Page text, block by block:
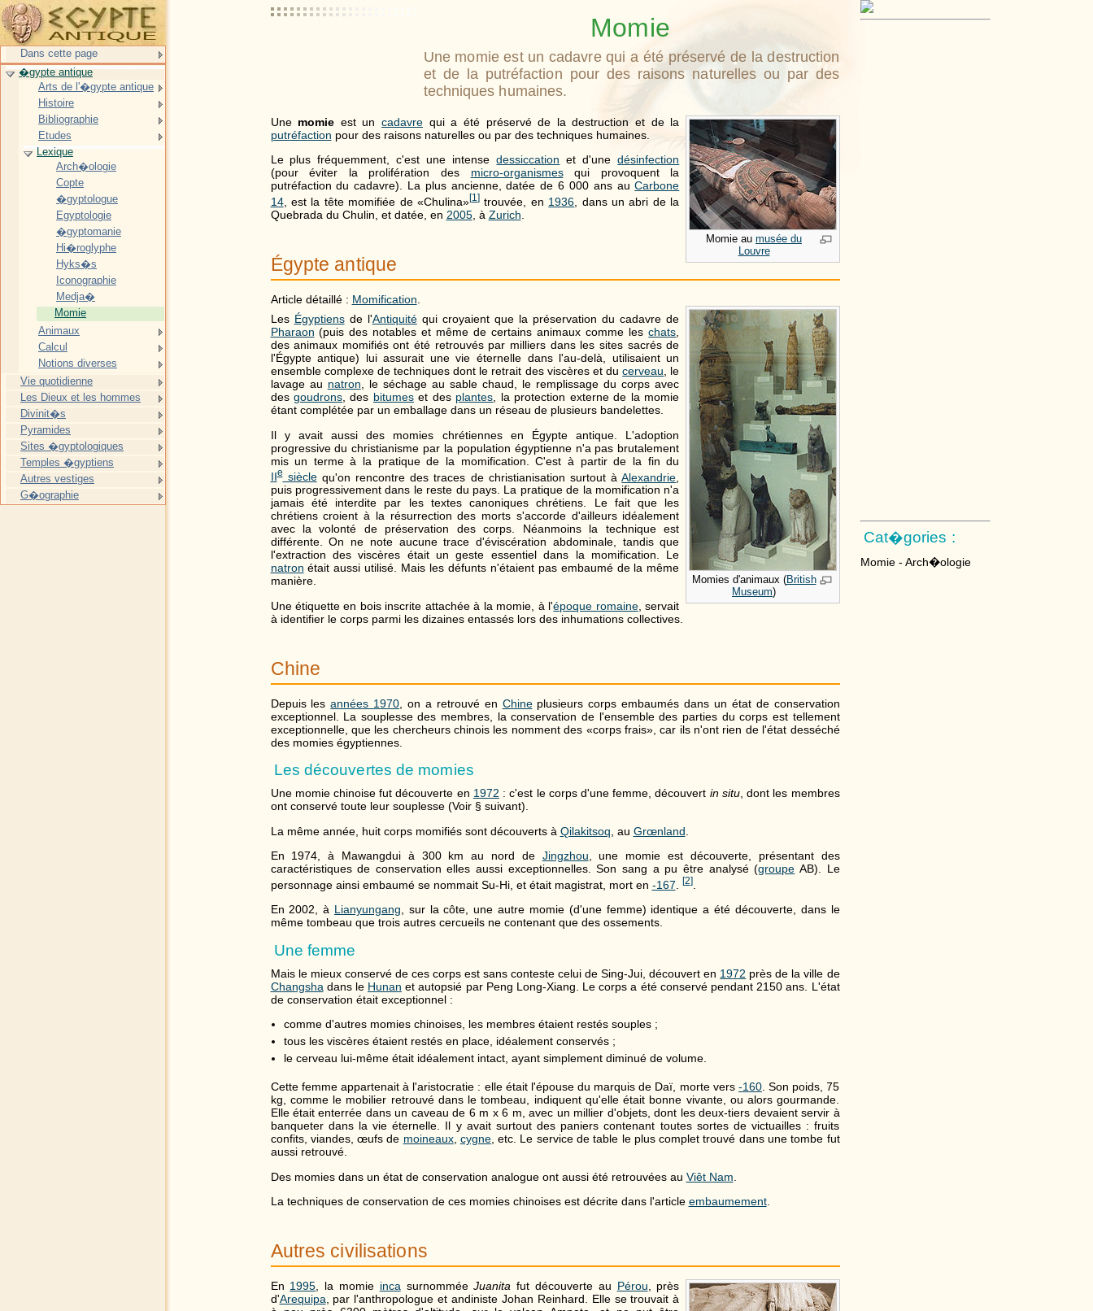
Momie
Une momie est un cadavre qui a été préservé de la destruction
et de la putréfaction pour des raisons naturelles ou par des
techniques humaines.
Cat�gories :
Momie - Arch�ologie
Momie au musée du
Louvre
Une momie est uncadavre qui a été préservé de la destruction et de la
putréfaction pour des raisons naturelles ou par des techniques humaines.
Le plus fréquemment, c'est une intensedessiccation et d'unedésinfection
(pour éviter la prolifération des micro-organismesqui provoquent la
putréfaction du cadavre). La plus ancienne, datée de6 000 ansauCarbone
14, est la tête momifiée de «Chulina»[1] trouvée, en 1936 , dans un abri de la
Quebrada du Chulin, et datée, en 2005, à Zurich
Égypte antique
Article détaillé : Momification
Momies d'animaux (British
Museum)
Les Égyptiensde l'Antiquitéqui croyaient que la préservation du cadavre de
Pharaon (puis des notables et même de certains animaux comme leschats
des animaux momifiés ont été retrouvés par milliers dans les sites sacrés de
l'Égypte antique) lui assurait une vie éternelle dans l'au-delà, utilisaient un
ensemble complexe de techniques dont le retrait des viscères et ducerveau , le
lavage au natron , le séchage au sable chaud, le remplissage du corps avec
des goudrons, des bitumeset des plantes , la protection externe de la momie
étant complétée par un emballage dans un réseau de plusieurs bandelettes.
Il y avait aussi des momies chrétiennes en Égypte antique. L'adoption
progressive du christianisme par la population égyptienne n'a pas brutalement
mis un terme à la pratique de la momification. C'est à partir de la fin du
IIesièclequ'on rencontre des traces de christianisation surtout àAlexandrie
puis progressivement dans le reste du pays. La pratique de la momification n'a
jamais été interdite par les textes canoniques chrétiens. Le fait que les
chrétiens croient à la résurrection des morts s'accorde d'ailleurs idéalement
avec la volonté de préservation des corps. Néanmoins la technique est
différente. On ne note aucune trace d'éviscération abdominale, tandis que
l'extraction des viscères était un geste essentiel dans la momification. Le
natron était aussi utilisé. Mais les défunts n'étaient pas embaumé de la même
manière.
Une étiquette en bois inscrite attachée à la momie, à l'époque romaine, servait
à identifier le corps parmi les dizaines entassés lors des inhumations collectives.
Chine
Depuis lesannées 1970 , on a retrouvé en Chineplusieurs corps embaumés dans un état de conservation
exceptionnel. La souplesse des membres, la conservation de l'ensemble des parties du corps est tellement
exceptionnelle, que les chercheurs chinois les nomment des «corps frais», car ils n'ont rien de l'état desséché
des momies égyptiennes.
Les découvertes de momies
Une momie chinoise fut découverte en 1972 : c'est le corps d'une femme, découvert in situ, dont les membres
ont conservé toute leur souplesse (Voir § suivant).
La même année, huit corps momifiés sont découverts à Qilakitsoq , au Grœnland
En 1974, à Mawangdui à 300 km au nord de Jingzhou , une momie est découverte, présentant des
caractéristiques de conservation elles aussi exceptionnelles. Son sang a pu être analysé (groupe AB). Le
personnage ainsi embaumé se nommait Su-Hi, et était magistrat, mort en -167 [2].
En 2002, à Lianyungang , sur la côte, une autre momie (d'une femme) identique a été découverte, dans le
même tombeau que trois autres cercueils ne contenant que des ossements.
Une femme
Mais le mieux conservé de ces corps est sans conteste celui de Sing-Jui, découvert en 1972 près de la ville de
Changsha dans le Hunan et autopsié par Peng Long-Xiang. Le corps a été conservé pendant 2150 ans. L'état
de conservation était exceptionnel :
comme d'autres momies chinoises, les membres étaient restés souples ;
tous les viscères étaient restés en place, idéalement conservés ;
le cerveau lui-même était idéalement intact, ayant simplement diminué de volume.
Cette femme appartenait à l'aristocratie : elle était l'épouse du marquis de Daï, morte vers -160. Son poids, 75
kg, comme le mobilier retrouvé dans le tombeau, indiquent qu'elle était bonne vivante, ou alors gourmande.
Elle était enterrée dans un caveau de 6 m x 6 m, avec un millier d'objets, dont les deux-tiers devaient servir à
banqueter dans la vie éternelle. Il y avait surtout des paniers contenant toutes sortes de victuailles : fruits
confits, viandes, œufs de moineaux, cygne, etc. Le service de table le plus complet trouvé dans une tombe fut
aussi retrouvé.
Des momies dans un état de conservation analogue ont aussi été retrouvées au Viêt Nam
La techniques de conservation de ces momies chinoises est décrite dans l'article embaumement.
Autres civilisations
En 1995 , la momie inca surnomméeJuanita fut découverte au Pérou , près
d'Arequipa , par l'anthropologue et andiniste Johan Reinhard. Elle se trouvait à
Dans cette page
�gypte antique
Arts de l'�gypte antique
Histoire
Bibliographie
Etudes
Lexique
Arch�ologie
Copte
�gyptologue
Egyptologie
�gyptomanie
Hi�roglyphe
Hyks�s
Iconographie
Medja�
Momie
Animaux
Calcul
Notions diverses
Vie quotidienne
Les Dieux et les hommes
Divinit�s
Pyramides
Sites �gyptologiques
Temples �gyptiens
Autres vestiges
G�ographie